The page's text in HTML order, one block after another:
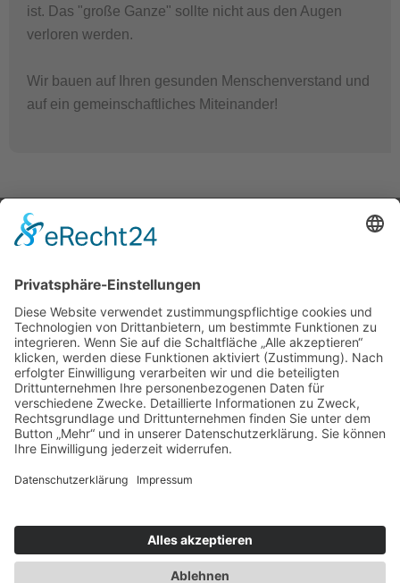
ist. Das "große Ganze" sollte nicht aus den Augen
verloren werden.
Wir bauen auf Ihren gesunden Menschenverstand und
auf ein gemeinschaftliches Miteinander!
FÜR SIE ERREICHBAR!
0365/823310
Öffnungszeiten Geschäftsstelle Gera, Goethestr. 6
Mo, Mi, Do
09-12 Uhr und 13-16 Uhr
Di
09-12 Uhr und 13-18 Uhr
Fr
09-13 Uhr
DATENSCHUTZ IMPRESSUM ANFAHRT / KONTAKT
ERKLÄRUNG ZUR BARRIEREFREIHEIT